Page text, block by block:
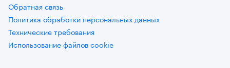
Обратная связь
Политика обработки персональных данных
Технические требования
Использование файлов cookie